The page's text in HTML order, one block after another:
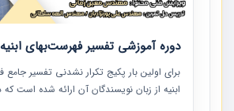
دوره آموزشی تفسیر فهرست‌بهای
برای اولین بار پکیج تکرار نشدنی تفسیر
ابنیه از زبان نویسندگان آن ارائه شده است
ردیف ها و مطالب فهرست بها تفسیر و